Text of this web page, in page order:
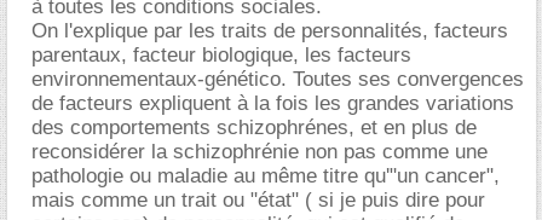
à toutes les conditions sociales.
On l'explique par les traits de personnalités, facteurs
parentaux, facteur biologique, les facteurs
environnementaux-génético. Toutes ses convergences
de facteurs expliquent à la fois les grandes variations
des comportements schizophrénes, et en plus de
reconsidérer la schizophrénie non pas comme une
pathologie ou maladie au même titre qu'"un cancer",
mais comme un trait ou "état" ( si je puis dire pour